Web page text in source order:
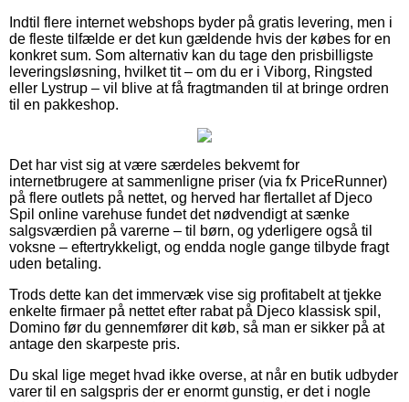
Indtil flere internet webshops byder på gratis levering, men i
de fleste tilfælde er det kun gældende hvis der købes for en
konkret sum. Som alternativ kan du tage den prisbilligste
leveringsløsning, hvilket tit – om du er i Viborg, Ringsted
eller Lystrup – vil blive at få fragtmanden til at bringe ordren
til en pakkeshop.
Det har vist sig at være særdeles bekvemt for
internetbrugere at sammenligne priser (via fx PriceRunner)
på flere outlets på nettet, og herved har flertallet af Djeco
Spil online varehuse fundet det nødvendigt at sænke
salgsværdien på varerne – til børn, og yderligere også til
voksne – eftertrykkeligt, og endda nogle gange tilbyde fragt
uden betaling.
Trods dette kan det immervæk vise sig profitabelt at tjekke
enkelte firmaer på nettet efter rabat på Djeco klassisk spil,
Domino før du gennemfører dit køb, så man er sikker på at
antage den skarpeste pris.
Du skal lige meget hvad ikke overse, at når en butik udbyder
varer til en salgspris der er enormt gunstig, er det i nogle